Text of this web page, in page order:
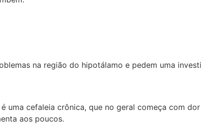
na região do hipotálamo e pedem uma
uma cefaleia crônica, que no geral começa com
aos poucos.